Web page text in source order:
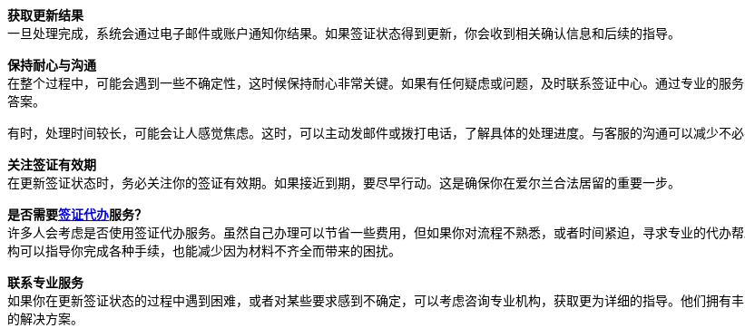
获取更新结果
一旦处理完成，系统会通过电子邮件或账户通知你结果。如果签证状态得到更新，你会收到相关确认信息和后续的指导。
保持耐心与沟通
在整个过程中，可能会遇到一些不确定性，这时候保持耐心非常关键。如果有任何疑虑或问题，及时联系签证中心。通过专业的服
答案。
有时，处理时间较长，可能会让人感觉焦虑。这时，可以主动发邮件或拨打电话，了解具体的处理进度。与客服的沟通可以减少不必
关注签证有效期
在更新签证状态时，务必关注你的签证有效期。如果接近到期，要尽早行动。这是确保你在爱尔兰合法居留的重要一步。
是否需要签证代办服务？
许多人会考虑是否使用签证代办服务。虽然自己办理可以节省一些费用，但如果你对流程不熟悉，或者时间紧迫，寻求专业的代办
构可以指导你完成各种手续，也能减少因为材料不齐全而带来的困扰。
联系专业服务
如果你在更新签证状态的过程中遇到困难，或者对某些要求感到不确定，可以考虑咨询专业机构，获取更为详细的指导。他们拥有
的解决方案。